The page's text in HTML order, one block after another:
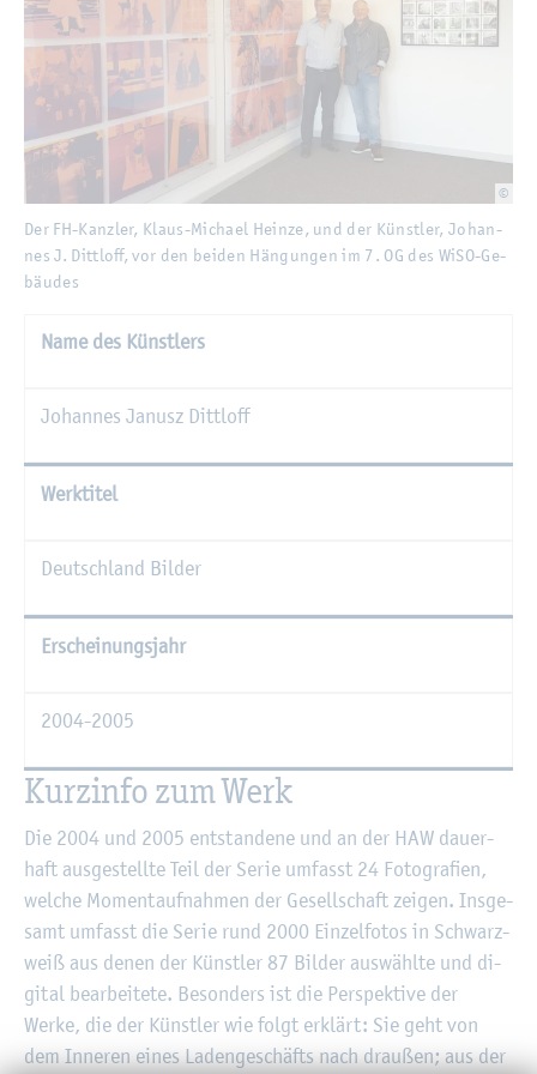
©
Der FH-Kanz­ler, Klaus-Mi­cha­el Hein­ze, und der Künst­ler, Jo­han­
nes J. Ditt­loff, vor den bei­den Hän­gun­gen im 7. OG des WiSO-Ge­
bäu­des
Name des Künst­lers
Jo­han­nes Ja­nusz Ditt­loff
Werk­ti­tel
Deutsch­land Bil­der
Er­schei­nungs­jahr
2004-2005
Kurz­in­fo zum Werk
Die 2004 und 2005 ent­stan­de­ne und an der HAW dau­er­
haft aus­ge­stell­te Teil der Serie um­fasst 24 Fo­to­gra­fi­en,
wel­che Mo­ment­auf­nah­men der Ge­sell­schaft zei­gen. Ins­ge­
samt um­fasst die Serie rund 2000 Ein­zel­fo­tos in Schwarz­
weiß aus denen der Künst­ler 87 Bil­der aus­wähl­te und di­
gi­tal be­ar­bei­te­te. Be­son­ders ist die Per­spek­ti­ve der
Werke, die der Künst­ler wie folgt er­klärt: Sie geht von
dem In­ne­ren eines La­den­ge­schäfts nach drau­ßen; aus der